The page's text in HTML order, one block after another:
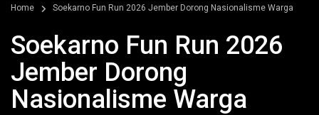
Home Soekarno Fun Run 2026 Jember Dorong Nasionalisme Warga
Soekarno Fun Run 2026
Jember Dorong
Nasionalisme Warga